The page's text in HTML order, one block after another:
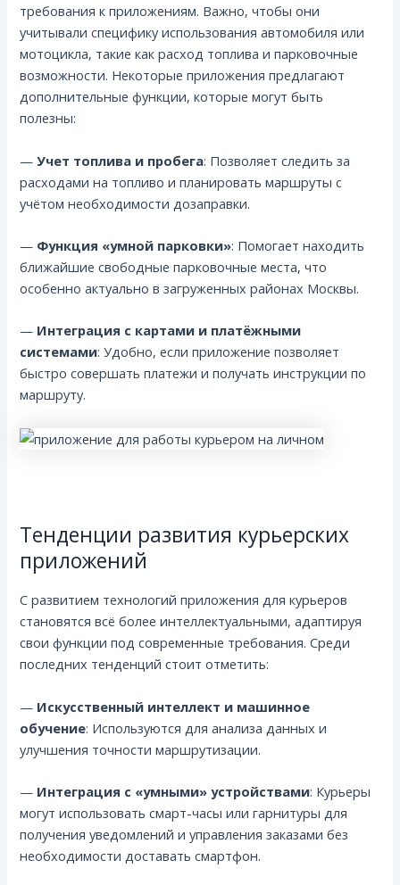
требования к приложениям. Важно, чтобы они
учитывали специфику использования автомобиля или
мотоцикла, такие как расход топлива и парковочные
возможности. Некоторые приложения предлагают
дополнительные функции, которые могут быть
полезны:
—Учет топлива и пробега: Позволяет следить за
расходами на топливо и планировать маршруты с
учётом необходимости дозаправки.
— Функция «умной парковки»: Помогает находить
ближайшие свободные парковочные места, что
особенно актуально в загруженных районах Москвы.
— Интеграция с картами и платёжными
системами: Удобно, если приложение позволяет
быстро совершать платежи и получать инструкции по
маршруту.
Тенденции развития курьерских
приложений
С развитием технологий приложения для курьеров
становятся всё более интеллектуальными, адаптируя
свои функции под современные требования. Среди
последних тенденций стоит отметить:
— Искусственный интеллект и машинное
обучение: Используются для анализа данных и
улучшения точности маршрутизации.
— Интеграция с «умными» устройствами: Курьеры
могут использовать смарт-часы или гарнитуры для
получения уведомлений и управления заказами без
необходимости доставать смартфон.